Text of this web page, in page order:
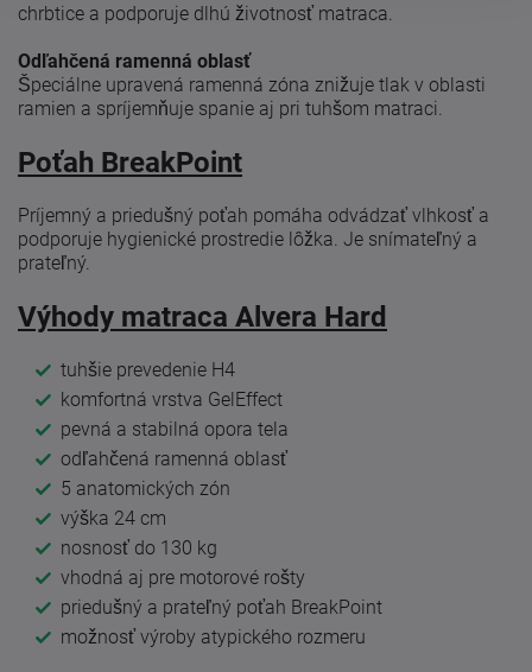
chrbtice a podporuje dlhú životnosť matraca.
Odľahčená ramenná oblasť
Špeciálne upravená ramenná zóna znižuje tlak v oblasti
ramien a spríjemňuje spanie aj pri tuhšom matraci.
Poťah BreakPoint
Príjemný a priedušný poťah pomáha odvádzať vlhkosť a
podporuje hygienické prostredie lôžka. Je snímateľný a
prateľný.
Výhody matraca Alvera Hard
tuhšie prevedenie H4
komfortná vrstva GelEffect
pevná a stabilná opora tela
odľahčená ramenná oblasť
5 anatomických zón
výška 24 cm
nosnosť do 130 kg
vhodná aj pre motorové rošty
priedušný a prateľný poťah BreakPoint
možnosť výroby atypického rozmeru